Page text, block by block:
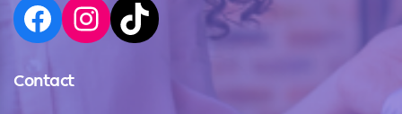
Contact